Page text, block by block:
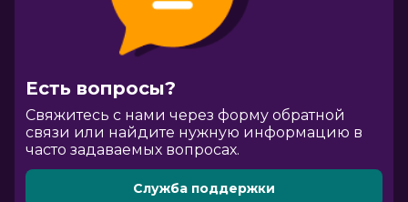
Есть вопросы?
Cвяжитесь с нами через форму обратной
связи или найдите нужную информацию в
часто задаваемых вопросах.
Служба поддержки